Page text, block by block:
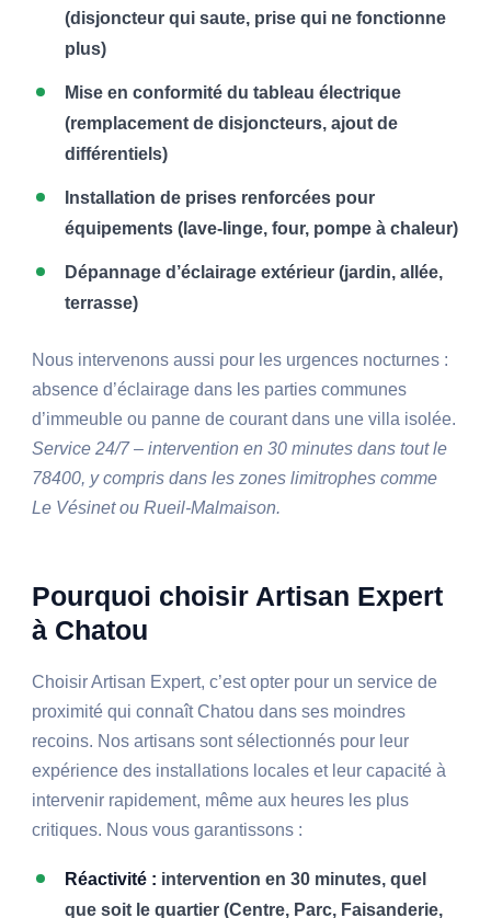
(disjoncteur qui saute, prise qui ne fonctionne
plus)
Mise en conformité du tableau électrique
(remplacement de disjoncteurs, ajout de
différentiels)
Installation de prises renforcées pour
équipements (lave-linge, four, pompe à chaleur)
Dépannage d’éclairage extérieur (jardin, allée,
terrasse)
Nous intervenons aussi pour les urgences nocturnes :
absence d’éclairage dans les parties communes
d’immeuble ou panne de courant dans une villa isolée.
Service 24/7 – intervention en 30 minutes dans tout le
78400, y compris dans les zones limitrophes comme
Le Vésinet ou Rueil-Malmaison.
Pourquoi choisir Artisan Expert
à Chatou
Choisir Artisan Expert, c’est opter pour un service de
proximité qui connaît Chatou dans ses moindres
recoins. Nos artisans sont sélectionnés pour leur
expérience des installations locales et leur capacité à
intervenir rapidement, même aux heures les plus
critiques. Nous vous garantissons :
Réactivité : intervention en 30 minutes, quel
que soit le quartier (Centre, Parc, Faisanderie,